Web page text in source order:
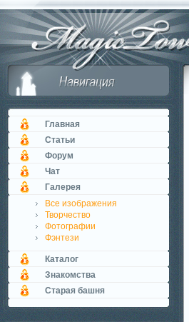
Главная
Статьи
Форум
Чат
Галерея
Все изображения
Творчество
Фотографии
Фэнтези
Каталог
Знакомства
Старая башня